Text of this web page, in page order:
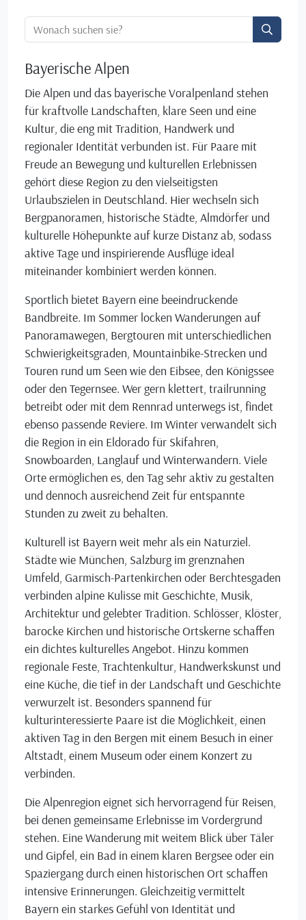
Ortssuche:
Bayerische Alpen
Die Alpen und das bayerische Voralpenland stehen
für kraftvolle Landschaften, klare Seen und eine
Kultur, die eng mit Tradition, Handwerk und
regionaler Identität verbunden ist. Für Paare mit
Freude an Bewegung und kulturellen Erlebnissen
gehört diese Region zu den vielseitigsten
Urlaubszielen in Deutschland. Hier wechseln sich
Bergpanoramen, historische Städte, Almdörfer und
kulturelle Höhepunkte auf kurze Distanz ab, sodass
aktive Tage und inspirierende Ausflüge ideal
miteinander kombiniert werden können.
Sportlich bietet Bayern eine beeindruckende
Bandbreite. Im Sommer locken Wanderungen auf
Panoramawegen, Bergtouren mit unterschiedlichen
Schwierigkeitsgraden, Mountainbike-Strecken und
Touren rund um Seen wie den Eibsee, den Königssee
oder den Tegernsee. Wer gern klettert, trailrunning
betreibt oder mit dem Rennrad unterwegs ist, findet
ebenso passende Reviere. Im Winter verwandelt sich
die Region in ein Eldorado für Skifahren,
Snowboarden, Langlauf und Winterwandern. Viele
Orte ermöglichen es, den Tag sehr aktiv zu gestalten
und dennoch ausreichend Zeit für entspannte
Stunden zu zweit zu behalten.
Kulturell ist Bayern weit mehr als ein Naturziel.
Städte wie München, Salzburg im grenznahen
Umfeld, Garmisch-Partenkirchen oder Berchtesgaden
verbinden alpine Kulisse mit Geschichte, Musik,
Architektur und gelebter Tradition. Schlösser, Klöster,
barocke Kirchen und historische Ortskerne schaffen
ein dichtes kulturelles Angebot. Hinzu kommen
regionale Feste, Trachtenkultur, Handwerkskunst und
eine Küche, die tief in der Landschaft und Geschichte
verwurzelt ist. Besonders spannend für
kulturinteressierte Paare ist die Möglichkeit, einen
aktiven Tag in den Bergen mit einem Besuch in einer
Altstadt, einem Museum oder einem Konzert zu
verbinden.
Die Alpenregion eignet sich hervorragend für Reisen,
bei denen gemeinsame Erlebnisse im Vordergrund
stehen. Eine Wanderung mit weitem Blick über Täler
und Gipfel, ein Bad in einem klaren Bergsee oder ein
Spaziergang durch einen historischen Ort schaffen
intensive Erinnerungen. Gleichzeitig vermittelt
Bayern ein starkes Gefühl von Identität und